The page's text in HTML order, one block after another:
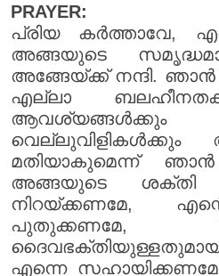
PRAYER:
പ്രിയ കർത്താവേ,
അങ്ങയുടെ
അങ്ങേയ്ക്ക് നന്ദി. ഞാൻ
എല്ലാ
മതിയാകുമെന്ന്
അങ്ങയുടെ ശക്തി
നിറയ്ക്കണമേ,
പുതുക്കണമേ,
ദൈവഭക്തിയുള്ളതുമായ
എന്നെ